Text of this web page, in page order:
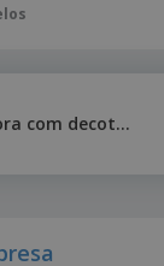
Russell | Casaco de malha de senhora com decote em v